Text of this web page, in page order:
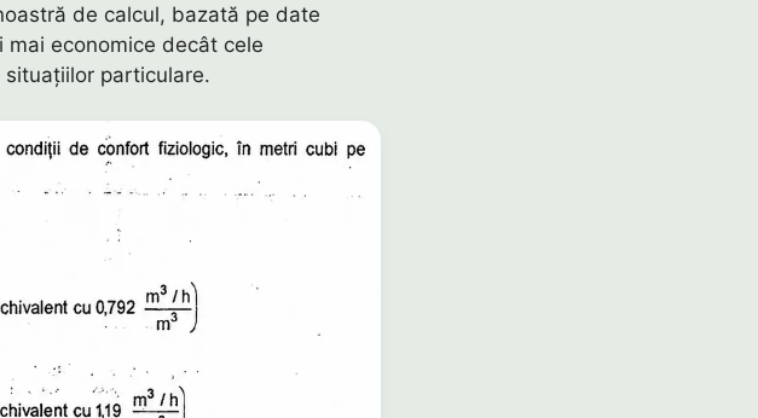
de calcul, bazată pe date
economice decât cele
situațiilor particulare.